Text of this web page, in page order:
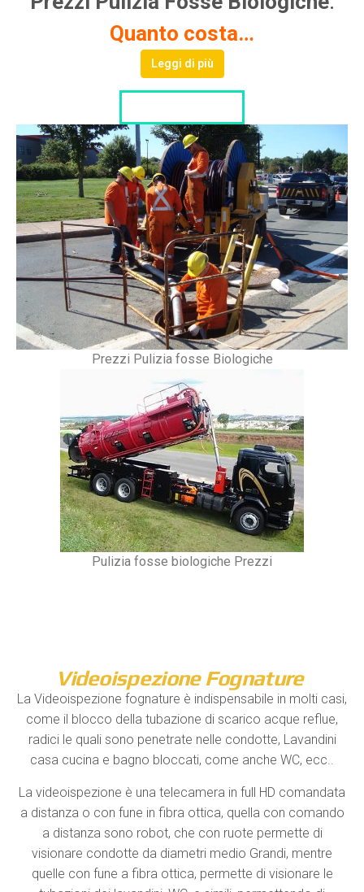
Quanto costa…
Leggi di più
Prezzi Pulizia fosse Biologiche
Pulizia fosse biologiche Prezzi
Videoispezione Fognature
La Videoispezione fognature è indispensabile in molti casi,
come il blocco della tubazione di scarico acque reflue,
radici le quali sono penetrate nelle condotte, Lavandini
casa cucina e bagno bloccati, come anche WC, ecc..
La videoispezione è una telecamera in full HD comandata
a distanza o con fune in fibra ottica, quella con comando
a distanza sono robot, che con ruote permette di
visionare condotte da diametri medio Grandi, mentre
quelle con fune a fibra ottica, permette di visionare le